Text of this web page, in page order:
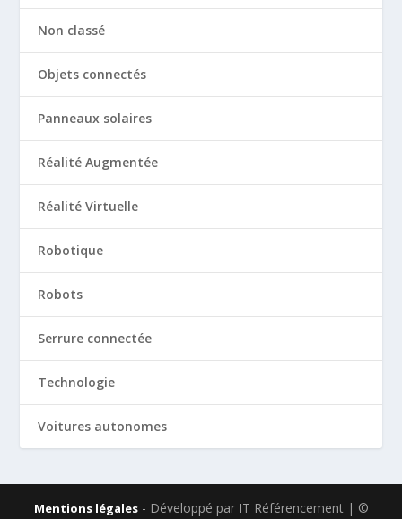
Non classé
Objets connectés
Panneaux solaires
Réalité Augmentée
Réalité Virtuelle
Robotique
Robots
Serrure connectée
Technologie
Voitures autonomes
Mentions légales- Développé par IT Référencement | ©